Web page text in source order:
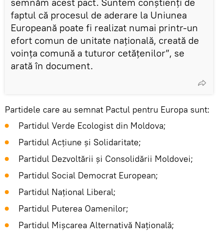
faptul că procesul de aderare la Uniunea
Europeană poate fi realizat numai printr-un
efort comun de unitate națională, creată de
voința comună a tuturor cetățenilor”, se
arată în document.
Partidele care au semnat Pactul pentru Europa sunt:
Partidul Verde Ecologist din Moldova;
Partidul Acțiune și Solidaritate;
Partidul Dezvoltării și Consolidării Moldovei;
Partidul Social Democrat European;
Partidul Național Liberal;
Partidul Puterea Oamenilor;
Partidul Mișcarea Alternativă Națională;